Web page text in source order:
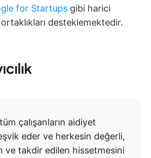
for Startups gibi harici
desteklemektedir.
tüm çalışanların aidiyet
eder ve herkesin değerli,
ve takdir edilen hissetmesini